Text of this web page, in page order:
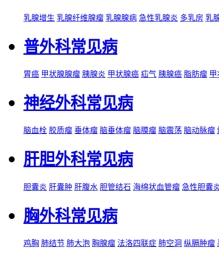
乳腺增生 乳腺纤维腺瘤 乳腺腺病 急性乳腺炎 多乳房 乳
普外科常见病
胃癌 甲状腺腺瘤 胰腺炎 甲状腺癌 疝气 胰腺癌 脂肪瘤
神经外科常见病
脑血栓 胶质瘤 垂体瘤 脑垂体瘤 脑膜瘤 脑震荡 脑动脉瘤
肝胆外科常见病
胆囊炎 肝囊肿 肝腹水 胆管结石 海绵状血管瘤 急性胆囊
胸外科常见病
鸡胸 肺结节 肺大泡 胸腺瘤 法洛四联症 肺空洞 纵膈肿瘤